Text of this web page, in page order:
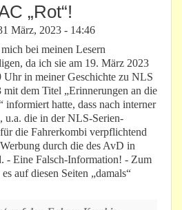
„Rot“!
März, 2023 - 14:46
bei meinen Lesern
da ich sie am 19. März 2023
Uhr in meiner Geschichte zu NLS
mit dem Titel „Erinnerungen an die
informiert hatte, dass nach interner
u.a. die in der NLS-Serien-
die Fahrerkombi verpflichtend
durch die des AvD in
- Eine Falsch-Information! - Zum
auf diesen Seiten „damals“